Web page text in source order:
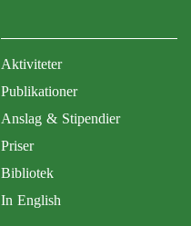
Aktiviteter
Publikationer
Anslag & Stipendier
Priser
Bibliotek
In English